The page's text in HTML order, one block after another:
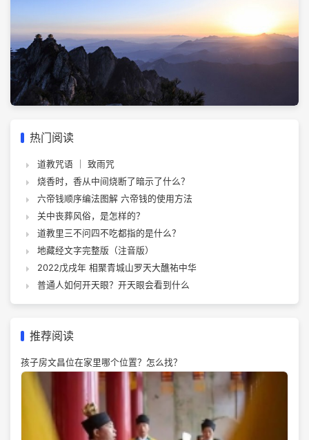
热门阅读
道教咒语 ｜ 致雨咒
烧香时，香从中间烧断了暗示了什么？
六帝钱顺序编法图解 六帝钱的使用方法
关中丧葬风俗，是怎样的？
道教里三不问四不吃都指的是什么？
地藏经文字完整版（注音版）
2022戊戌年 相聚青城山罗天大醮祐中华
普通人如何开天眼？开天眼会看到什么
推荐阅读
孩子房文昌位在家里哪个位置？怎么找？